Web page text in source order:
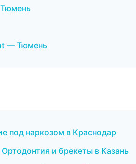
— Тюмень
под наркозом в Краснодар
и брекеты в Казань